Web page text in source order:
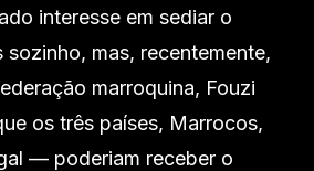
interesse em sediar o
mas, recentemente,
marroquina, Fouzi
os três países, Marrocos,
— poderiam receber o